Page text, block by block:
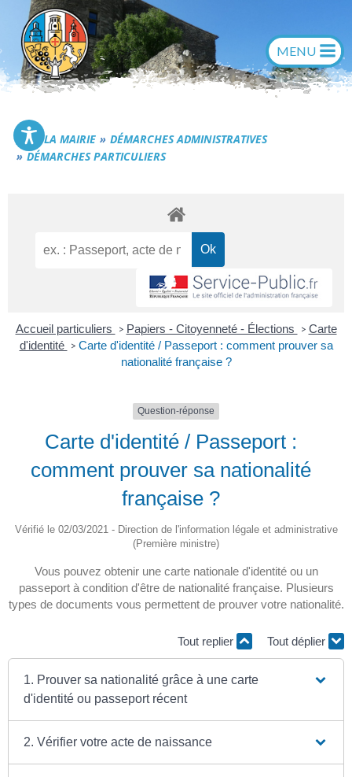
contenu
Commune de Générac
LA MAIRIE
DÉMARCHES ADMINISTRATIVES
DÉMARCHES PARTICULIERS
Accueil particuliers > Papiers - Citoyenneté - Élections > Carte
d'identité > Carte d'identité / Passeport : comment prouver sa
nationalité française ?
Question-réponse
Carte d'identité / Passeport :
comment prouver sa nationalité
française ?
Vérifié le 02/03/2021 - Direction de l'information légale et administrative
(Première ministre)
Vous pouvez obtenir une carte nationale d'identité ou un
passeport à condition d'être de nationalité française. Plusieurs
types de documents vous permettent de prouver votre nationalité.
Tout replier Tout déplier
1. Prouver sa nationalité grâce à une carte
d'identité ou passeport récent
2. Vérifier votre acte de naissance